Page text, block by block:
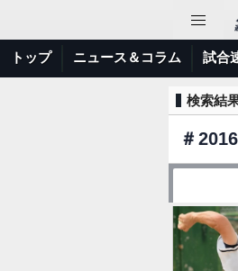
トップ ニュース＆コラム 試合
検索結
＃